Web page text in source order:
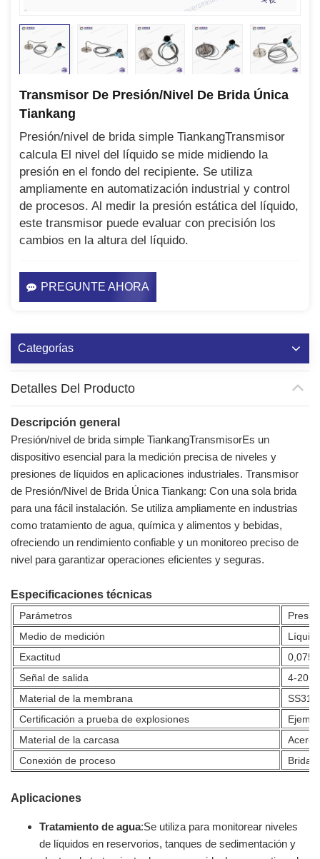
Transmisor De Presión/nivel De Brida Única
Tiankang
Presión/nivel de brida simple TiankangTransmisor
calcula El nivel del líquido se mide midiendo la
presión en el fondo del recipiente. Se utiliza
ampliamente en automatización industrial y control
de procesos. Al medir la presión estática del líquido,
este transmisor puede evaluar con precisión los
cambios en la altura del líquido.
PREGUNTE AHORA
Categorías
Detalles Del Producto
Descripción general
Presión/nivel de brida simple TiankangTransmisorEs un
dispositivo esencial para la medición precisa de niveles y
presiones de líquidos en aplicaciones industriales. Transmisor
de Presión/Nivel de Brida Única Tiankang: Con una sola brida
para una fácil instalación. Se utiliza ampliamente en industrias
como tratamiento de agua, química y alimentos y bebidas,
ofreciendo un rendimiento confiable y un monitoreo preciso de
nivel para garantizar operaciones eficientes y seguras.
Especificaciones técnicas
Parámetros
Medio de medición
Exactitud
Señal de salida
4-20
Material de la membrana
Certificación a prueba de explosiones
Material de la carcasa
Acero
Conexión de proceso
Brida
Aplicaciones
Tratamiento de agua:Se utiliza para monitorear niveles
de líquidos en reservorios, tanques de sedimentación y